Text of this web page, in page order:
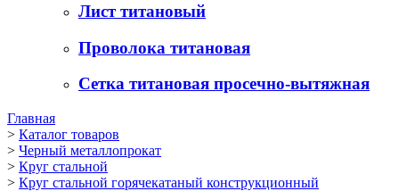
Лист титановый
Проволока титановая
Сетка титановая просечно-вытяжная
Главная
> Каталог товаров
> Черный металлопрокат
> Круг стальной
> Круг стальной горячекатаный конструкционный